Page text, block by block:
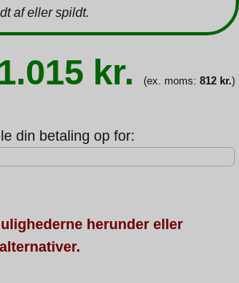
af eller spildt.
kr..
kr. Den
pris
1.015
(ex. moms: 812 kr.)
din betaling op for:
herunder eller